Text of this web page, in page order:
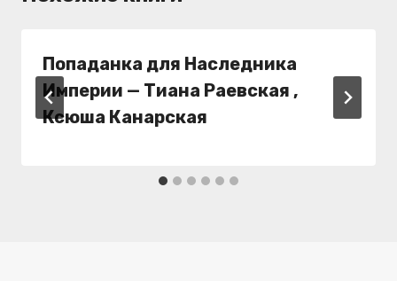
Попаданка для Наследника
Империи — Тиана Раевская ,
Ксюша Канарская